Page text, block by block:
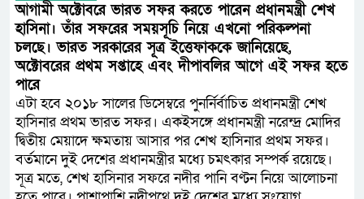
নেই : প্রধানমন্ত্রী
লালমনিরহাটে মাদকসহ
আগামী অক্টোবরে ভারত সফর করতে পারেন প্রধানমন্ত্রী শেখ
হাসিনা। তাঁর সফরের সময়সূচি নিয়ে এখনো পরিকল্পনা
চলছে। ভারত সরকারের সূত্র ইত্তেফাককে জানিয়েছে,
অক্টোবরের প্রথম সপ্তাহে এবং দীপাবলির আগে এই সফর হতে
পারে
এটা হবে ২০১৮ সালের ডিসেম্বরে পুনর্নির্বাচিত প্রধানমন্ত্রী শেখ
হাসিনার প্রথম ভারত সফর। একইসঙ্গে প্রধানমন্ত্রী নরেন্দ্র মোদির
দ্বিতীয় মেয়াদে ক্ষমতায় আসার পর শেখ হাসিনার প্রথম সফর।
বর্তমানে দুই দেশের প্রধানমন্ত্রীর মধ্যে চমৎকার সম্পর্ক রয়েছে।
সূত্র মতে, শেখ হাসিনার সফরে নদীর পানি বণ্টন নিয়ে আলোচনা